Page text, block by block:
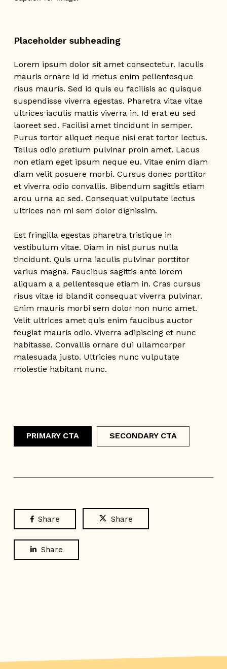
Placeholder subheading
Lorem ipsum dolor sit amet consectetur. Iaculis
mauris ornare id id metus enim pellentesque
risus mauris. Sed id quis eu facilisis ac quisque
suspendisse viverra egestas. Pharetra vitae vitae
ultrices iaculis mattis viverra in. Id erat eu sed
laoreet sed. Facilisi amet tincidunt in semper.
Purus tortor aliquet neque nisi erat tortor lectus.
Tellus odio pretium pulvinar proin amet. Lacus
non etiam eget ipsum neque eu. Vitae enim diam
diam velit posuere morbi. Cursus donec porttitor
et viverra odio convallis. Bibendum sagittis etiam
arcu urna ac sed. Consequat vulputate lectus
ultrices non mi sem dolor dignissim.
Est fringilla egestas pharetra tristique in
vestibulum vitae. Diam in nisl purus nulla
tincidunt. Quis urna iaculis pulvinar porttitor
varius magna. Faucibus sagittis ante lorem
aliquam a a pellentesque etiam in. Cras cursus
risus vitae id blandit consequat viverra pulvinar.
Enim mauris morbi sem dolor non nunc amet.
Velit ultrices amet quis enim faucibus auctor
feugiat mauris odio. Viverra adipiscing et nunc
habitasse. Convallis ornare dui ullamcorper
malesuada justo. Ultricies nunc vulputate
molestie habitant nunc.
PRIMARY CTA SECONDARY CTA
Share Share
Share